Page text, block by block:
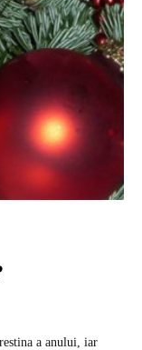
a anului, iar